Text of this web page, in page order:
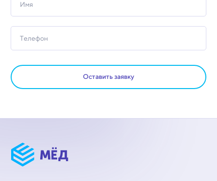
Оставить заявку